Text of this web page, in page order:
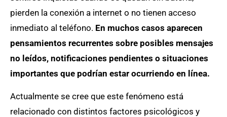
pierden la conexión a internet o no tienen acceso
inmediato al teléfono. En muchos casos aparecen
pensamientos recurrentes sobre posibles mensajes
no leídos, notificaciones pendientes o situaciones
importantes que podrían estar ocurriendo en línea.
Actualmente se cree que este fenómeno está
relacionado con distintos factores psicológicos y